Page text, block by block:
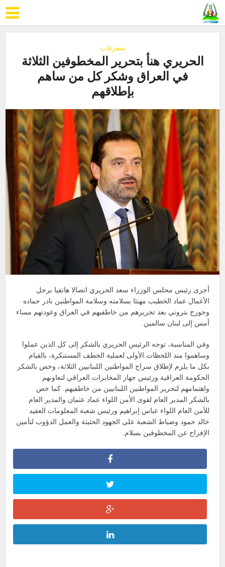
متفرقات
الحريري هنأ بتحرير المخطوفين الثلاثة
في العراق وشكر كل من ساهم
بإطلاقهم
أجرى رئيس مجلس الوزراء سعد الحريري اتصالا هاتفيا برجل
الأعمال عماد الخطيب مهنئا بسلامته وسلامة المواطنين نادر حماده
وجورج بتروني بعد تحريرهم من خاطفيهم في العراق وعودتهم مساء
أمس إلى لبنان سالمين.
وفي المناسبة، توجه الرئيس الحريري بالشكر إلى كل الذين عملوا
وساهموا منذ اللحظات الأولى لعملية الخطف المستنكرة، بالقيام
بكل ما يلزم لإطلاق سراح المواطنين اللبنانيين الثلاثة، وخص بالشكر
الحكومة العراقية ورئيس جهاز المخابرات العراقي لتعاونهم
واهتمامهم لتحرير المواطنين اللبنانيين من خاطفيهم. كما خص
بالشكر المدير العام لقوى الأمن اللواء عماد عثمان والمدير العام
للأمن العام اللواء عباس إبراهيم ورئيس شعبة المعلومات العقيد
خالد حمود وضباط الشعبة على الجهود الحثيثة والعمل الدؤوب لتأمين
الإفراج عن المخطوفين بسلام.